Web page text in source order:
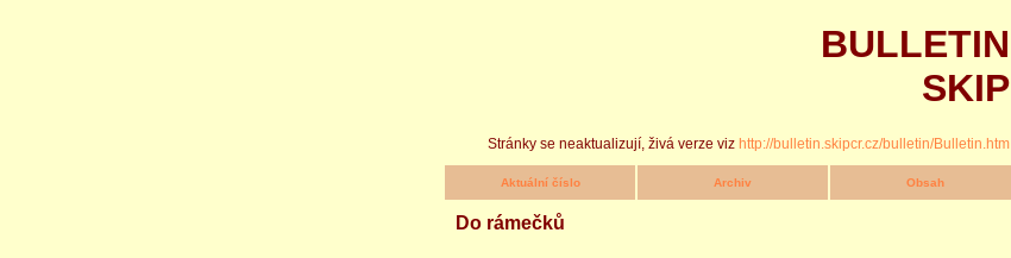
BULLETIN
SKIP
Stránky se neaktualizují, živá verze viz http://bulletin.skipcr.cz/bulletin/Bulletin.htm
Aktuální číslo Archiv Obsah
Do rámečků